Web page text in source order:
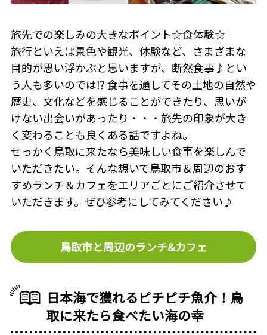
旅先での楽しみの大きなポイント☆食体験☆
旅行といえば景色や観光、体験など、さまざまな
目的が思い浮かぶと思いますが、断然食事♪とい
う人も多いのでは⁉ 食事を通してその土地の自然や
歴史、文化などを感じることができたり、思いが
けない出会いがあったり・・・旅先の印象が大き
く変わることも良くある話ですよね。
せっかく鳥取に来たなら美味しい食事を楽しんで
いただきたい。そんな想いで鳥取市＆周辺のおす
すめランチ＆カフェをエリアごとにご紹介させて
いただきます。ぜひ参考にしてみてください♪
鳥取市と周辺のランチ&カフェ
日本海で獲れるピチピチ魚介！鳥
取に来たら食べたい海の幸